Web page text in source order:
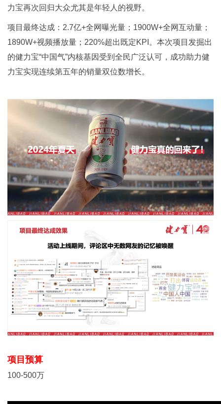
力宝再次回归大众尤其是年轻人的视野。
项目最终达成：2.7亿+全网曝光量；1900W+全网互动量；
1890W+视频播放量；220%超出既定KPI。本次项目发掘出
的健力宝“中国气”内核基因受到全民广泛认可，成功助力健
力宝实现连续第五年的销量双位数增长。
项目预算
100-500万